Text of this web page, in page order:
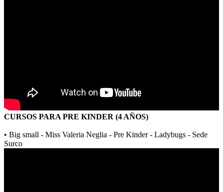
CURSOS PARA PRE KINDER (4 AÑOS)
• Big small - Miss Valeria Neglia - Pre Kinder - Ladybugs - Sede
Surco